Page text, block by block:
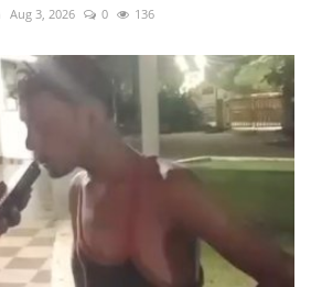
Aug 3, 2026 0 136